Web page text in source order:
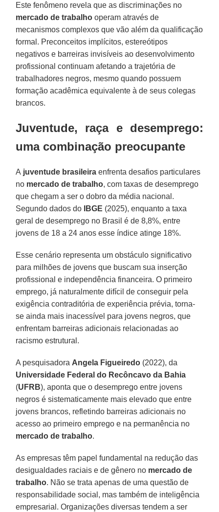
Este fenômeno revela que as discriminações no
mercado de trabalho operam através de
mecanismos complexos que vão além da qualificação
formal. Preconceitos implícitos, estereótipos
negativos e barreiras invisíveis ao desenvolvimento
profissional continuam afetando a trajetória de
trabalhadores negros, mesmo quando possuem
formação acadêmica equivalente à de seus colegas
brancos.
Juventude, raça e desemprego:
uma combinação preocupante
A juventude brasileira enfrenta desafios particulares
no mercado de trabalho, com taxas de desemprego
que chegam a ser o dobro da média nacional.
Segundo dados do
IBGE (2025), enquanto a taxa
geral de desemprego no Brasil é de 8,8%, entre
jovens de 18 a 24 anos esse índice atinge 18%.
Esse cenário representa um obstáculo significativo
para milhões de jovens que buscam sua inserção
profissional e independência financeira. O primeiro
emprego, já naturalmente difícil de conseguir pela
exigência contraditória de experiência prévia, torna-
se ainda mais inacessível para jovens negros, que
enfrentam barreiras adicionais relacionadas ao
racismo estrutural.
A pesquisadora Angela Figueiredo (2022), da
Universidade Federal do Recôncavo da Bahia
(UFRB), aponta que o desemprego entre jovens
negros é sistematicamente mais elevado que entre
jovens brancos, refletindo barreiras adicionais no
acesso ao primeiro emprego e na permanência no
mercado de trabalho.
As empresas têm papel fundamental na redução das
desigualdades raciais e de gênero no mercado de
trabalho. Não se trata apenas de uma questão de
responsabilidade social, mas também de inteligência
empresarial. Organizações diversas tendem a ser